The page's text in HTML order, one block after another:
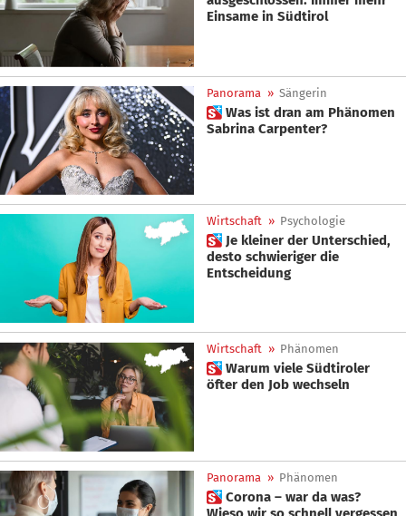
Einsame in Südtirol
Panorama » Sängerin
 Was ist dran am Phänomen
Sabrina Carpenter?
Wirtschaft » Psychologie
 Je kleiner der Unterschied,
desto schwieriger die
Entscheidung
Wirtschaft » Phänomen
 Warum viele Südtiroler
öfter den Job wechseln
Panorama » Phänomen
 Corona – war da was?